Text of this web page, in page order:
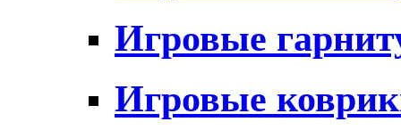
Игровые
Игровые